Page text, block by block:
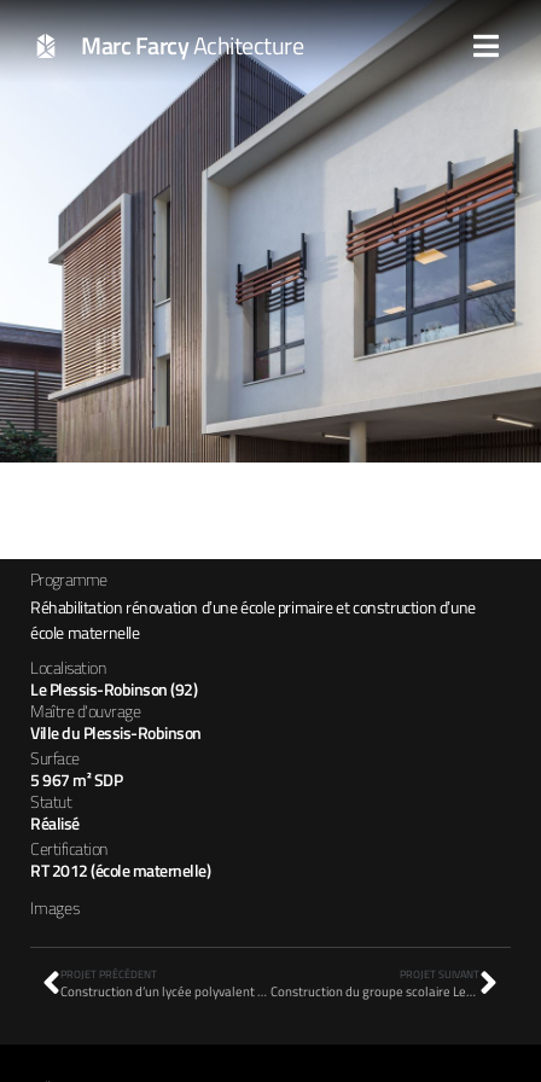
Marc FarcyAchitecture
Programme
Réhabilitation rénovation dʼune école primaire et construction dʼune
école maternelle
Localisation
Le Plessis-Robinson (92)
Maître d'ouvrage
Ville du Plessis-Robinson
Surface
5 967 m² SDP
Statut
Réalisé
Certification
RT 2012 (école maternelle)
Images
PROJET PRÉCÉDENT
Construction d’un lycée polyvalent professionnel
PROJET SUIVANT
Construction du groupe scolaire Les Canaux